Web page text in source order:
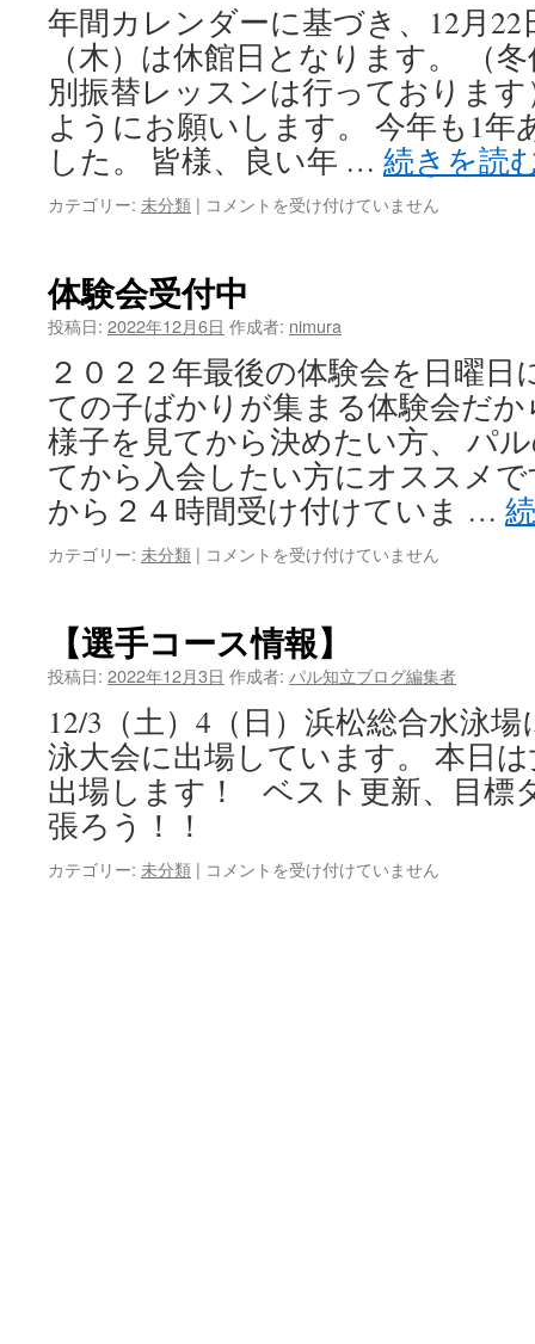
開
催
中！
は
年間カレンダーに基づき、12月22
（木）は休館日となります。 （
別振替レッスンは行っておりま
ようにお願いします。 今年も1
した。 皆様、良い年 … 続きを読
カテゴリー: 未分類 | 休
の
お
知
せ
は
コメントを受け付けていません
体験会受付中
投稿日: 2022年12月6日 作成者: nimura
２０２２年最後の体験会を日曜日
ての子ばかりが集まる体験会だ
様子を見てから決めたい方、 パ
てから入会したい方にオススメ
から２４時間受け付けていま …
カテゴリー: 未分類 | 体
付
中
コメントを受け付けていません
【選手コース情報】
投稿日: 2022年12月3日 作成者: パル知立ブログ編集者
12/3（土）4（日）浜松総合水泳
泳大会に出場しています。 本日
出場します！ ベスト更新、目標
張ろう！！
カテゴリー: 未分類 | 【選
コメントを受け付けていません